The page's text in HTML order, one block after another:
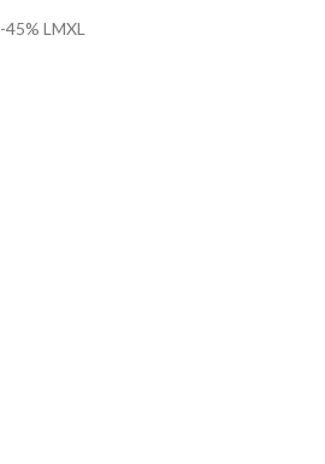
-45% L MXL